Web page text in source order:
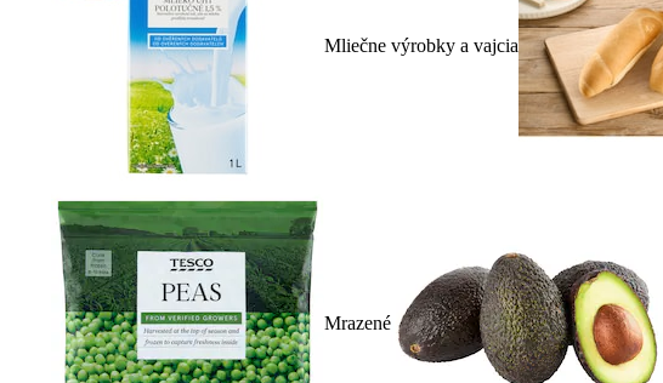
Mliečne výrobky a vajcia
Mrazené